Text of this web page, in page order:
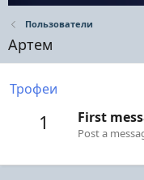
Пользователи
Артем
Трофеи
1 First
Post a